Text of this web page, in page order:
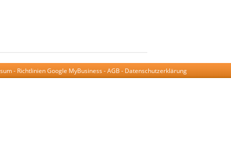
- Richtlinien Google MyBusiness -AGB - Datenschutzerklärung